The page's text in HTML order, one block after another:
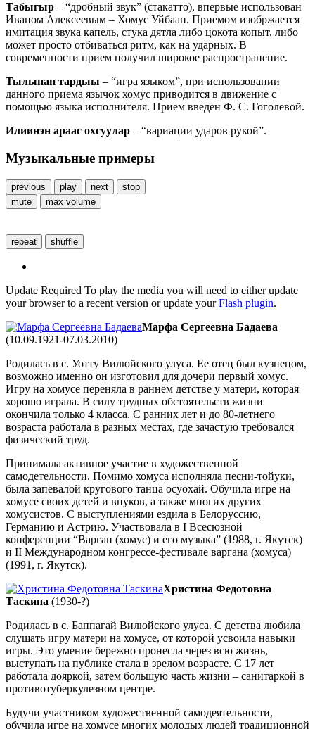
Табыгыр – “дробный звук” (стакатто), впервые использован
Иваном Алексеевым – Хомус Уйбаан. Приемом изобржается
имитация звука капель, стука дятла либо цокота копыт, либо
может просто отбиваться ритм, как на ударных. В
современности прием получил широкое распространение.
Тылынан тардыы – “игра языком”, при использовании
данного приема язычок хомус приводится в движение с
помощью языка исполнителя. Прием введен Ф. С. Гоголевой.
Илиинэн араас охсуулар – “вариации ударов рукой”.
Музыкальные примеры
previous play next
stop
mute
max volume
repeat shuffle
Update Required To play the media you will need to either update
your browser to a recent version or update yourFlash plugin.
Марфа Сергеевна Бадаева
(10.09.1921-07.03.2010)
Родилась в с. Уотту Вилюйского улуса. Ее отец был кузнецом,
возможно именно он изготовил для дочери первый хомус.
Игру на хомусе переняла в раннем детстве у матери, которая
хорошо играла. В силу трудных обстоятельств жизни
окончила только 4 класса. С ранних лет и до 80-летнего
возраста работала в разных местах, где зачастую требовался
физический труд.
Принимала активное участие в художественной
самодетельности. Помимо хомуса исполняла песни-тойуки,
была запевалой кругового танца осуохай. Обучила игре на
хомусе своих детей и внуков, а также многих других
хомусистов. С выступлениями ездила в Белоруссию,
Германию и Астрию. Участвовала в I Всесюзной
конференции “Варган (хомус) и его музыка” (1988, г. Якутск)
и II Международном конгрессе-фестивале варгана (хомуса)
(1991, г. Якутск).
Христина Федотовна
Таскина (1930-?)
Родилась в с. Баппагай Вилюйского улуса. С детства любила
слушать игру матери на хомусе, от которой усвоила навыки
игры. Это умение бережно пронесла через всю жизнь,
выступать на публике стала в зрелом возрасте. С 17 лет
работала дояркой, затем большую часть жизни – санитаркой в
противотуберкулезном центре.
Будучи участником художественной самодеятельности,
обучила игре на хомусе многих молодых людей традиционной